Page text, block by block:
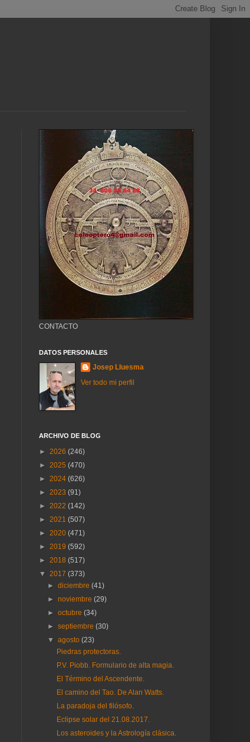
CONTACTO
DATOS PERSONALES
Josep Lluesma
Ver todo mi perfil
ARCHIVO DE BLOG
► 2026 (246)
► 2025 (470)
► 2024 (626)
► 2023 (91)
► 2022 (142)
► 2021 (507)
► 2020 (471)
► 2019 (592)
► 2018 (517)
▼ 2017 (373)
►diciembre(41)
►noviembre(29)
►octubre(34)
►septiembre(30)
▼agosto(23)
Piedras protectoras.
P.V. Piobb. Formulario de alta magia.
El Término del Ascendente.
El camino del Tao. De Alan Watts.
La paradoja del filósofo.
Eclipse solar del 21.08.2017.
Los asteroides y la Astrología clásica.